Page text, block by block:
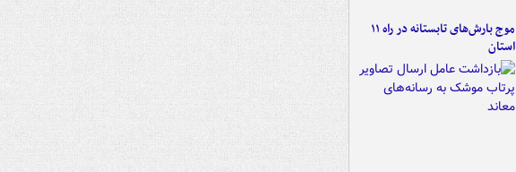
موج بارش‌های تابستانه در راه ۱۱
استان